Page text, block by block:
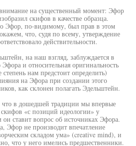
на существенный момент: Эфор
скифов в качестве образца.
Эфор, по-видимому, был прав в этом
что, судя по всему, утверждение
действительности.
на наш взгляд, заблуждается в
и относительная оригинальность
нам предстоит определить)
на Эфора при создании этого
как склонен полагать Эдельштейн.
что в дошедшей традиции мы впервые
«с позиций идеологии» у
ставит вопрос об источниках Эфора.
Эфор не производит впечатление
складом ума» (creative mind), и
что у него имелись предшественники.